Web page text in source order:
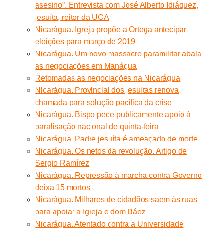
asesino”. Entrevista com José Alberto Idiáquez,
jesuíta, reitor da UCA
Nicarágua. Igreja propõe a Ortega antecipar
eleições para março de 2019
Nicarágua. Um novo massacre paramilitar abala
as negociações em Manágua
Retomadas as negociações na Nicarágua
Nicarágua. Provincial dos jesuítas renova
chamada para solução pacífica da crise
Nicarágua. Bispo pede publicamente apoio à
paralisação nacional de quinta-feira
Nicarágua. Padre jesuíta é ameaçado de morte
Nicarágua. Os netos da revolução. Artigo de
Sergio Ramírez
Nicarágua. Repressão à marcha contra Governo
deixa 15 mortos
Nicarágua. Milhares de cidadãos saem às ruas
para apoiar a Igreja e dom Báez
Nicarágua. Atentado contra a Universidade